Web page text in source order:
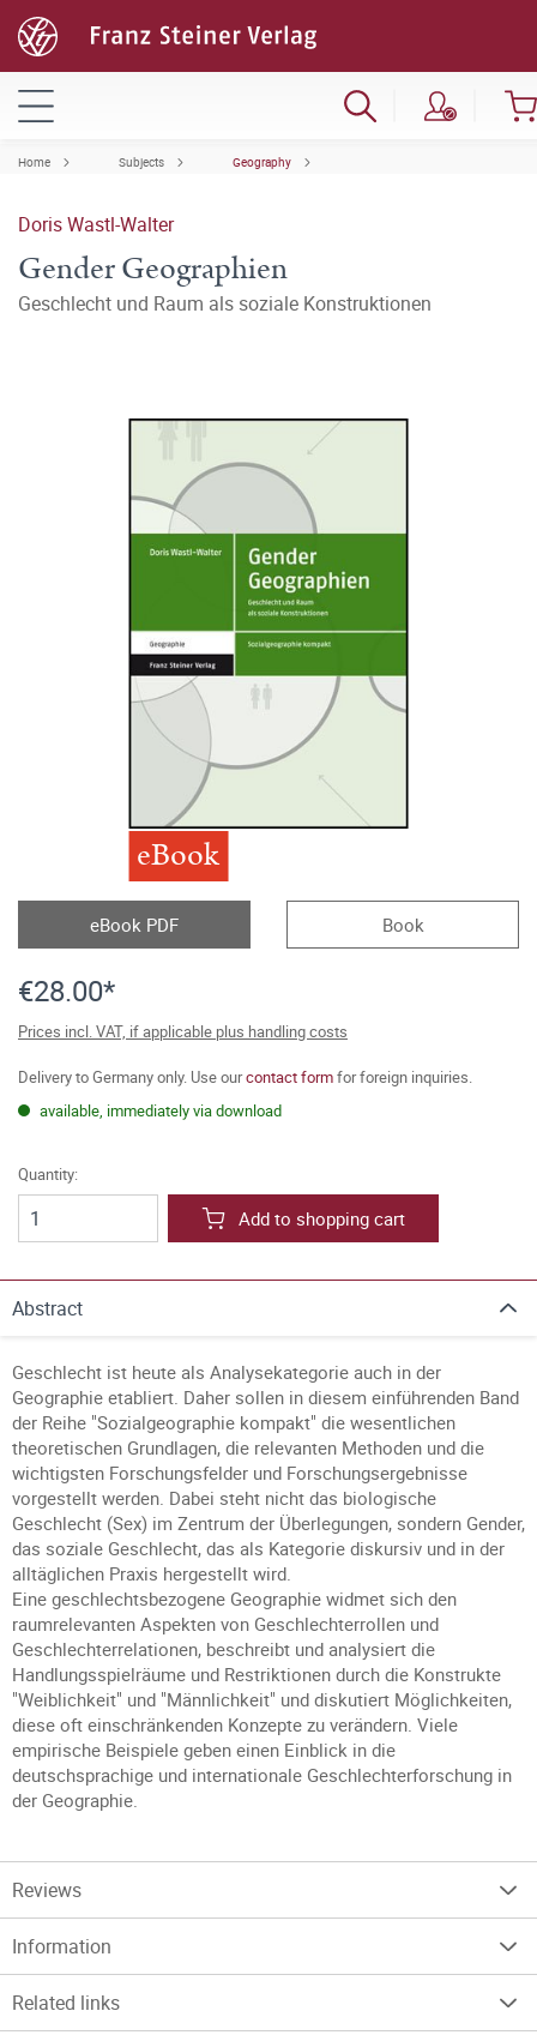
Home Subjects Geography
Doris Wastl-Walter
Gender Geographien
Geschlecht und Raum als soziale Konstruktionen
eBook
eBook PDF Book
€28.00*
Prices incl. VAT, if applicable plus handling costs
Delivery to Germany only. Use ourcontact formfor foreign inquiries.
available, immediately via download
Quantity:
Add to shopping cart
Abstract
Geschlecht ist heute als Analysekategorie auch in der
Geographie etabliert. Daher sollen in diesem einführenden Band
der Reihe "Sozialgeographie kompakt" die wesentlichen
theoretischen Grundlagen, die relevanten Methoden und die
wichtigsten Forschungsfelder und Forschungsergebnisse
vorgestellt werden. Dabei steht nicht das biologische
Geschlecht (Sex) im Zentrum der Überlegungen, sondern Gender,
das soziale Geschlecht, das als Kategorie diskursiv und in der
alltäglichen Praxis hergestellt wird.
Eine geschlechtsbezogene Geographie widmet sich den
raumrelevanten Aspekten von Geschlechterrollen und
Geschlechterrelationen, beschreibt und analysiert die
Handlungsspielräume und Restriktionen durch die Konstrukte
"Weiblichkeit" und "Männlichkeit" und diskutiert Möglichkeiten,
diese oft einschränkenden Konzepte zu verändern. Viele
empirische Beispiele geben einen Einblick in die
deutschsprachige und internationale Geschlechterforschung in
der Geographie.
Reviews
Information
Related links